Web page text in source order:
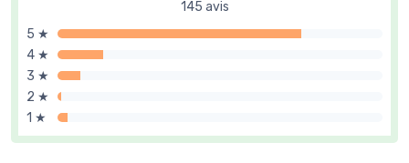
145 avis
5 ★
4 ★
3 ★
2 ★
1 ★